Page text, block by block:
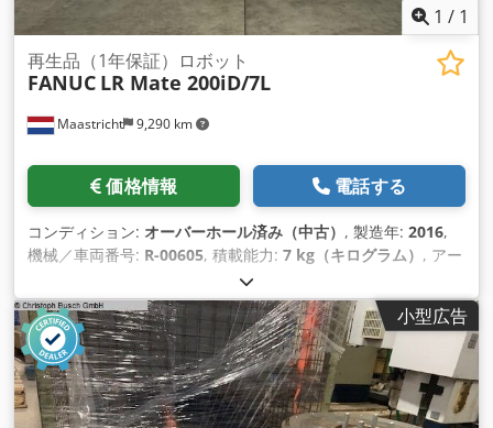
1 / 1
Maastricht 9,290 km
再生品（1年保証）ロボット
FANUC LR Mate 200iD/7L
価格情報 電話する
コンディション: オーバーホール済み（中古） , 製造年: 2016,
機械／車両番号: R-00605, 積載能力: 7 kg（キログラム） , アー
, コントローラーメーカー:
ィーチペンダントメーカー:A05B-2255-C101#EGN,
小型広告